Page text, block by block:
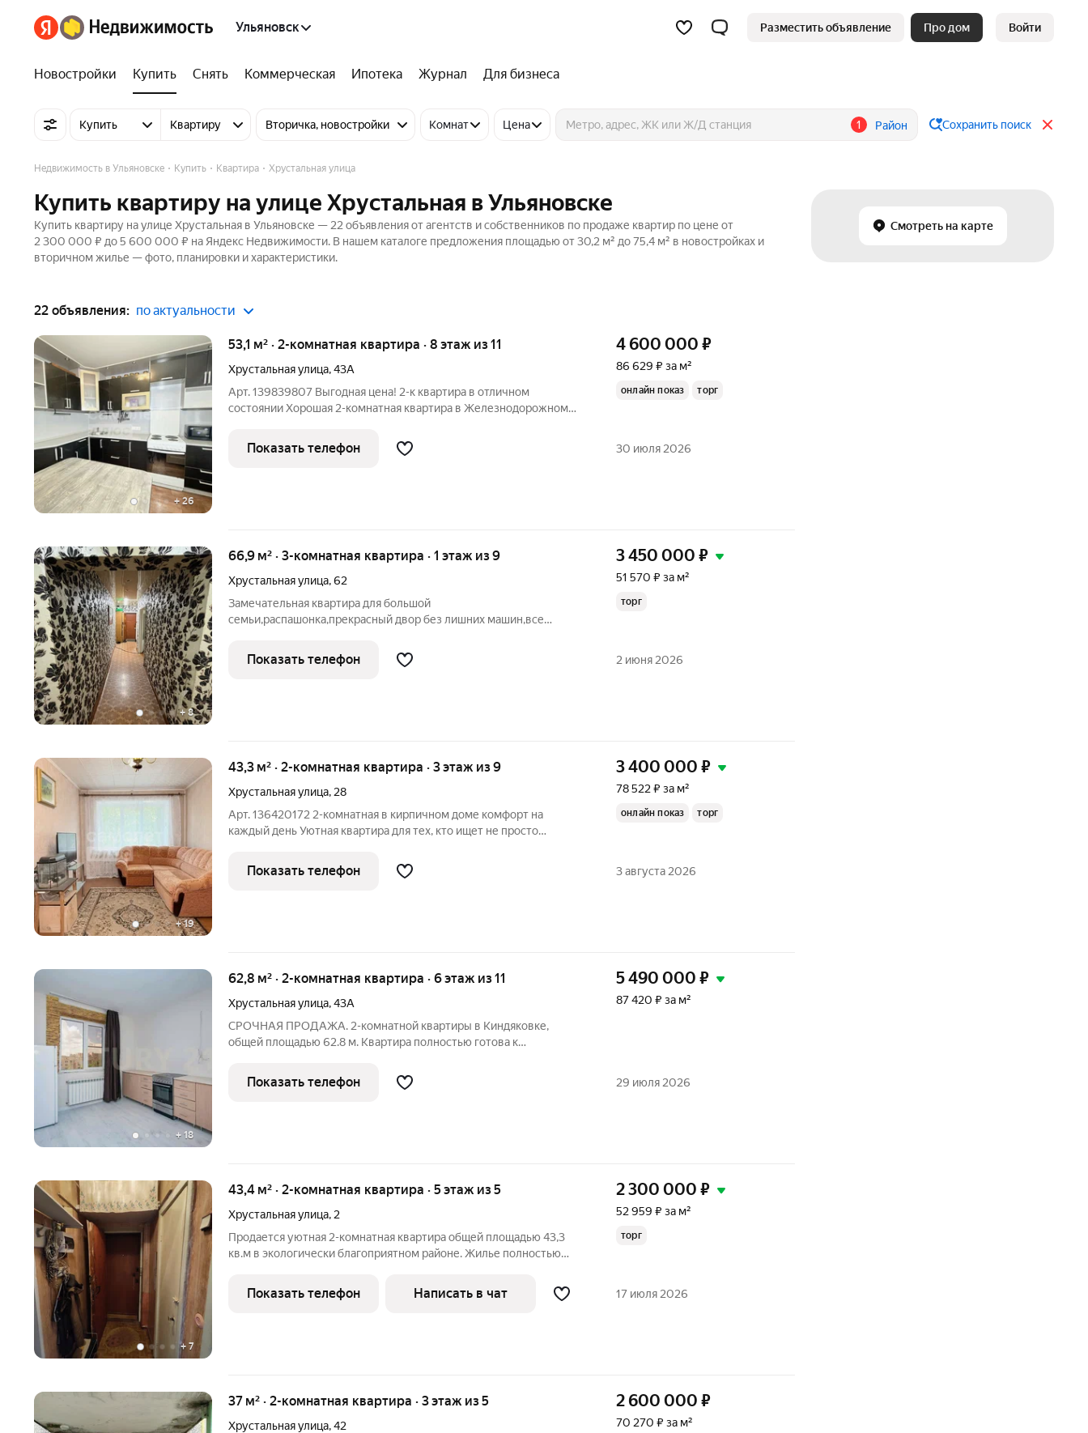
Ульяновск Разместить объявление Про дом Войти
Новостройки Купить Снять Коммерческая Ипотека Журнал Для бизнеса
Купить Квартиру Вторичка, новостройки Комнат Цена 1 Район Сохранить поиск
Смотреть на карте
Недвижимость в Ульяновске Купить Квартира Хрустальная улица
Купить квартиру на улице Хрустальная в Ульяновске
Купить квартиру на улице Хрустальная в Ульяновске — 22 объявления от агентств и собственников по продаже квартир по цене от
2 300 000 ₽ до 5 600 000 ₽ на Яндекс Недвижимости. В нашем каталоге предложения площадью от 30,2 м² до 75,4 м² в новостройках и
вторичном жилье — фото, планировки и характеристики.
22 объявления: по актуальности
+26
53,1 м² · 2-комнатная квартира · 8 этаж из 11
Хрустальная улица,43А
Арт. 139839807 Выгодная цена! 2-к квартира в отличном
состоянии Хорошая 2-комнатная квартира в Железнодорожном
лишних вложений. Такие предложения долго не задерживаются!
О квартире ул.
4 600 000 ₽
86 629 ₽ за м²
онлайн показ торг
Показать телефон 30 июля 2026
+8
66,9 м² · 3-комнатная квартира · 1 этаж из 9
Хрустальная улица,62
Замечательная квартира для большой
семьи,распашонка,прекрасный двор без лишних машин,все
мечта.Все подробности по телефону.
3 450 000 ₽
51 570 ₽ за м²
торг
Показать телефон 2 июня 2026
+19
43,3 м² · 2-комнатная квартира · 3 этаж из 9
Хрустальная улица, 28
Арт. 136420172 2-комнатная в кирпичном доме комфорт на
каждый день Уютная квартира для тех, кто ищет не просто
Здесь всё продумано для удобства: комфортный этаж,
изолированные комнаты и тёплый
3 400 000 ₽
78 522 ₽ за м²
онлайн показ торг
Показать телефон 3 августа 2026
+ 18
62,8 м² · 2-комнатная квартира · 6 этаж из 11
Хрустальная улица,43А
СРОЧНАЯ ПРОДАЖА. 2-комнатной квартиры в Киндяковке,
общей площадью 62.8 м. Квартира полностью готова к
ключевых коммуникаций. Ничего делать не нужно заезжайте и
живите. Что сделано: 1.Электрика
5 490 000 ₽
87 420 ₽ за м²
Показать телефон 29 июля 2026
+ 7
43,4 м² · 2-комнатная квартира · 5 этаж из 5
Хрустальная улица, 2
Продается уютная 2-комнатная квартира общей площадью 43,3
кв.м в экологически благоприятном районе. Жилье полностью
полную свободу для реализации собственного дизайн-
проекта.Предыдущие
2 300 000 ₽
52 959 ₽ за м²
торг
Показать телефон Написать в чат 17 июля 2026
37 м² · 2-комнатная квартира · 3 этаж из 5
Хрустальная улица,42
2 600 000 ₽
70 270 ₽ за м²